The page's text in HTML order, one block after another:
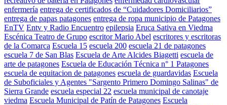
enfermería entrega de certificados de “Cuidadores Domiciliarios”
entrega de papas patagones entrega de ropa municipio de Patagones
EnTV Entv y Radio Encuentro epilepsia Eruca Sativa en Viedma
Escénica Teatro de Grupo escritor Mario Abel escritores y escritoras
de la Comarca Escuela 15 escuela 200 escuela 21 de patagones
escuela 7 de San Blas Escuela de Arte Alcides Biagetti escuela de
arte de patagones Escuela de Educación Técnica n° 1 Patagones
escuela de equitacion de patagones escuela de guardavidas Escuela
de Suboficiales y Agentes "Sargento Primero Domingo Salinas" de
Sierra Grande escuela especial 22 escuela municipal de canotaje
viedma Escuela Municipal de Patín de Patagones Escuela